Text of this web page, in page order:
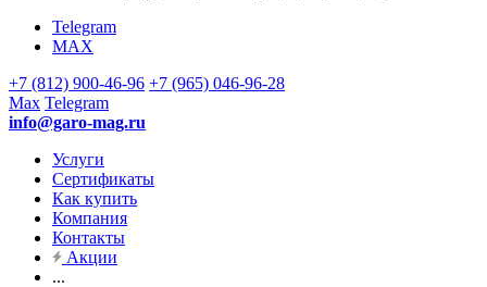
Telegram
MAX
+7 (812) 900-46-96 +7 (965) 046-96-28
Max Telegram
info@garo-mag.ru
Услуги
Сертификаты
Как купить
Компания
Контакты
Акции
...